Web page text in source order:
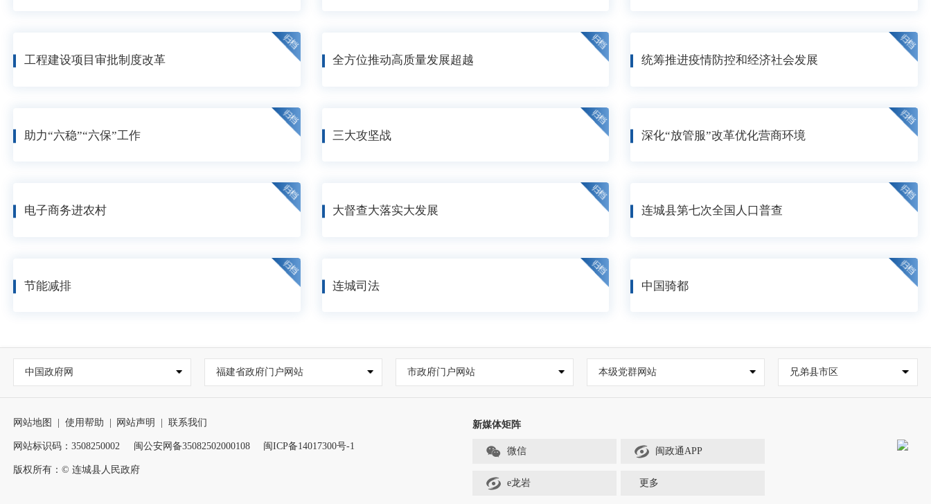
工程建设项目审批制度改革 全方位推动高质量发展超越 统筹推进疫情防控和经济社会发展
助力“六稳”“六保”工作 三大攻坚战 深化“放管服”改革优化营商环境
电子商务进农村 大督查大落实大发展 连城县第七次全国人口普查
节能减排 连城司法 中国骑都
中国政府网 福建省政府门户网站 市政府门户网站 本级党群网站 兄弟县市区
网站地图 使用帮助 网站声明 联系我们
网站标识码：3508250002 闽公安网备35082502000108 闽ICP备14017300号-1
版权所有：© 连城县人民政府
新媒体矩阵
微信 闽政通APP
e龙岩 更多